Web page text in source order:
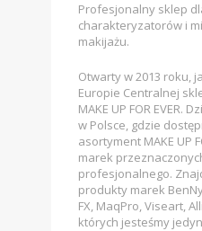
Profesjonalny sklep
charakteryzatorów i
makijażu.
Otwarty w 2013 roku,
Europie Centralnej
MAKE UP FOR EVER.
w Polsce, gdzie
asortyment MAKE UP
marek
profesjonalnego.
produkty marek
FX, MaqPro, Viseart,
których jesteśmy